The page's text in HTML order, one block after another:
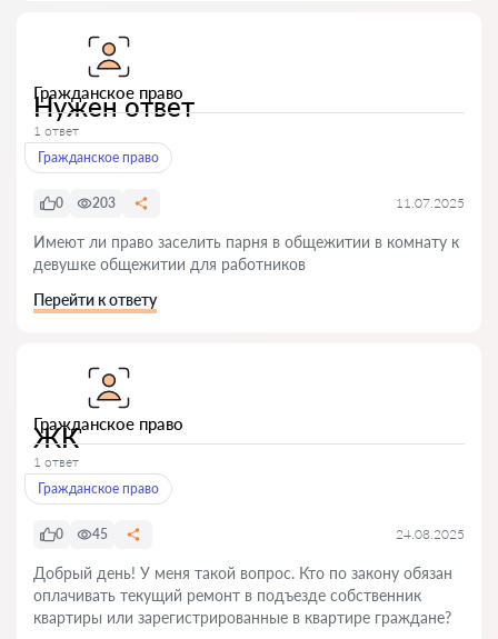
Гражданское право
Нужен ответ
1 ответ
Гражданское право
0 203 11.07.2025
Имеют ли право заселить парня в общежитии в комнату к
девушке общежитии для работников
Перейти к ответу
Гражданское право
ЖК
1 ответ
Гражданское право
0 45 24.08.2025
Добрый день! У меня такой вопрос. Кто по закону обязан
оплачивать текущий ремонт в подъезде собственник
квартиры или зарегистрированные в квартире граждане?